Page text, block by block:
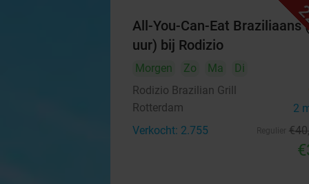
All-You-Can-Eat Braziliaans
uur) bij Rodizio
Morgen Zo Ma
Di
Rodizio Brazilian Grill
Rotterdam 2
Verkocht: 2.755 €40